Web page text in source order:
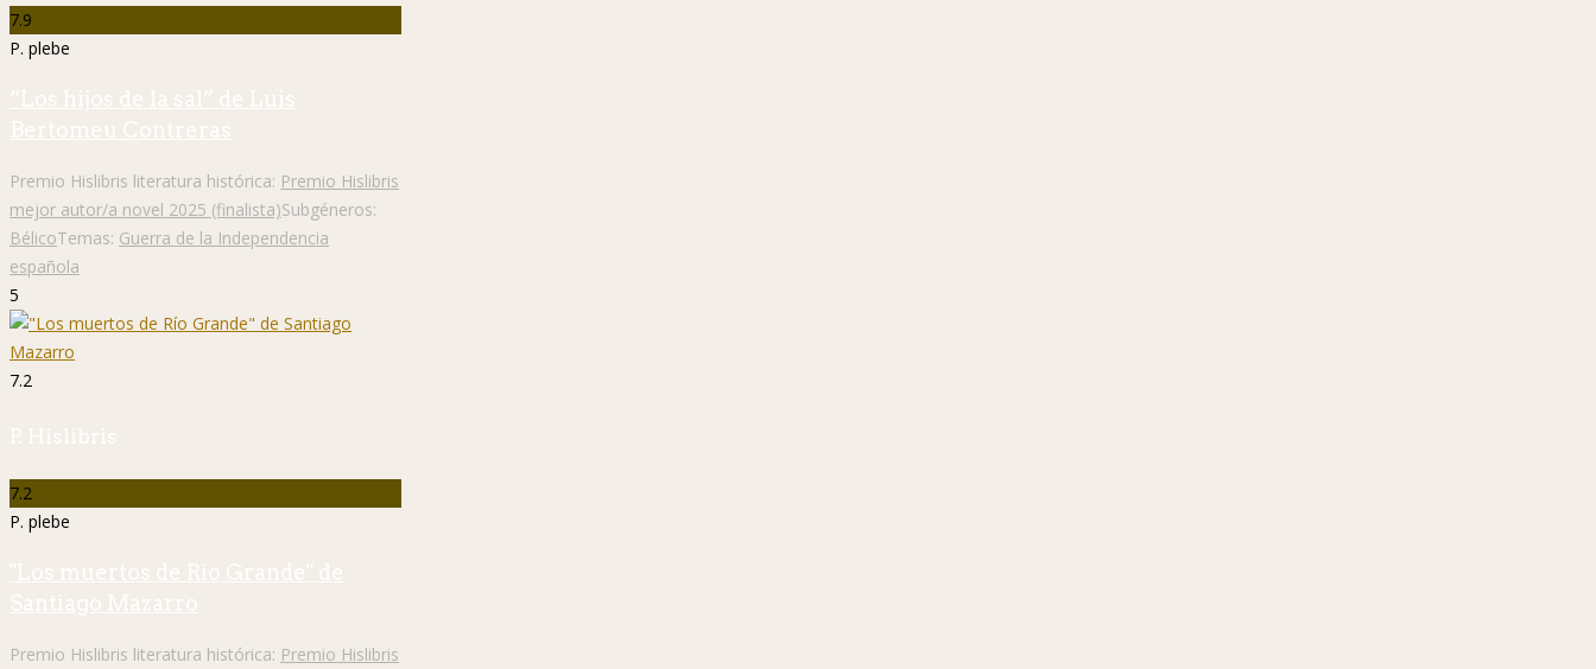
7.9
P. plebe
“Los hijos de la sal” de Luis
Bertomeu Contreras
Premio Hislibris literatura histórica: Premio Hislibris
mejor autor/a novel 2025 (finalista)Subgéneros:
BélicoTemas: Guerra de la Independencia
española
5
7.2
P. Hislibris
7.2
P. plebe
"Los muertos de Río Grande" de
Santiago Mazarro
Premio Hislibris literatura histórica: Premio Hislibris